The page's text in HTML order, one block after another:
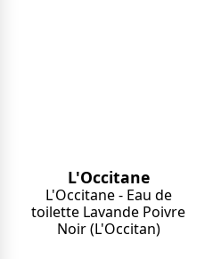
L'Occitane
L'Occitane - Eau de
toilette Lavande Poivre
Noir (L'Occitan)